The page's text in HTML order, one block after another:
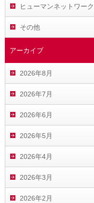
ヒューマンネットワーク
その他
アーカイブ
2026年8月
2026年7月
2026年6月
2026年5月
2026年4月
2026年3月
2026年2月